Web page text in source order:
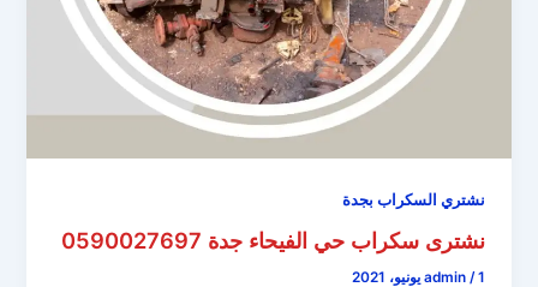
نشتري السكراب بجدة
نشترى سكراب حي الفيحاء جدة 0590027697
admin /1 يونيو، 2021